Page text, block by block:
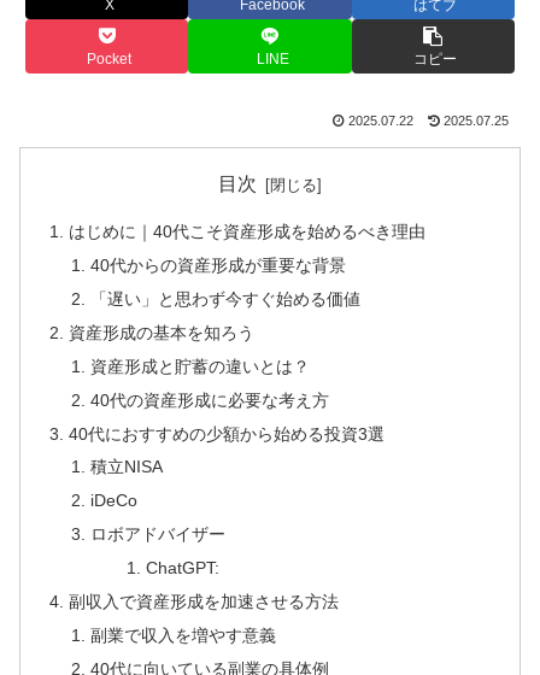
X Facebook はてブ
Pocket LINE コピー
2025.07.22 2025.07.25
目次
はじめに｜40代こそ資産形成を始めるべき理由
40代からの資産形成が重要な背景
「遅い」と思わず今すぐ始める価値
資産形成の基本を知ろう
資産形成と貯蓄の違いとは？
40代の資産形成に必要な考え方
40代におすすめの少額から始める投資3選
積立NISA
iDeCo
ロボアドバイザー
ChatGPT:
副収入で資産形成を加速させる方法
副業で収入を増やす意義
40代に向いている副業の具体例